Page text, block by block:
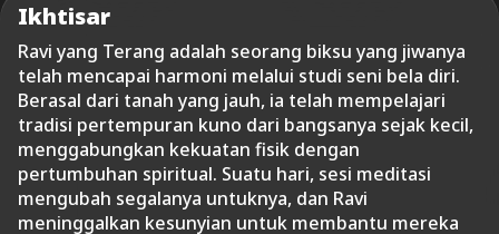
Ikhtisar
Ravi yang Terang adalah seorang biksu yang jiwanya
telah mencapai harmoni melalui studi seni bela diri.
Berasal dari tanah yang jauh, ia telah mempelajari
tradisi pertempuran kuno dari bangsanya sejak kecil,
menggabungkan kekuatan fisik dengan
pertumbuhan spiritual. Suatu hari, sesi meditasi
mengubah segalanya untuknya, dan Ravi
meninggalkan kesunyian untuk membantu mereka